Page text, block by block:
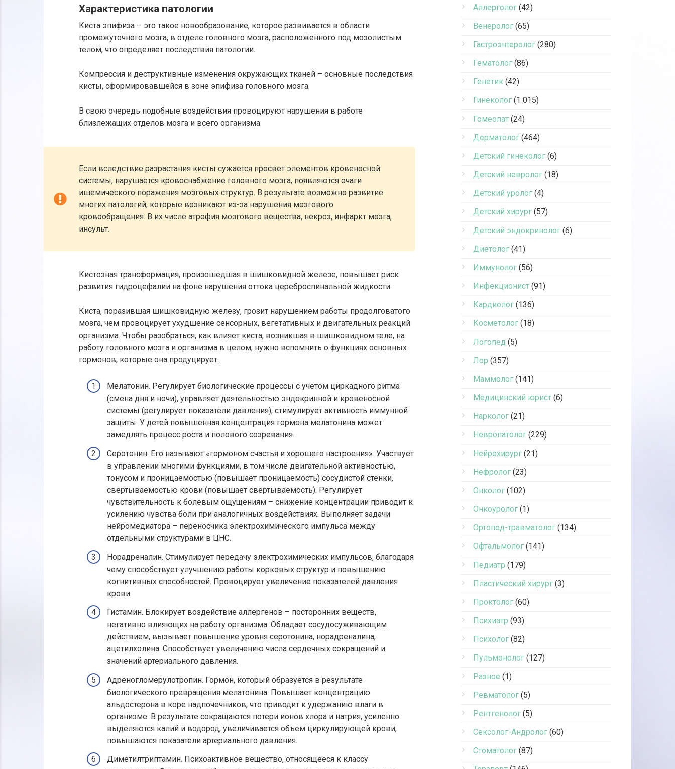
Характеристика патологии
Киста эпифиза – это такое новообразование, которое развивается в области
промежуточного мозга, в отделе головного мозга, расположенного под мозолистым
телом, что определяет последствия патологии.
Компрессия и деструктивные изменения окружающих тканей – основные последствия
кисты, сформировавшейся в зоне эпифиза головного мозга.
В свою очередь подобные воздействия провоцируют нарушения в работе
близлежащих отделов мозга и всего организма.
Если вследствие разрастания кисты сужается просвет элементов кровеносной
системы, нарушается кровоснабжение головного мозга, появляются очаги
ишемического поражения мозговых структур. В результате возможно развитие
многих патологий, которые возникают из-за нарушения мозгового
кровообращения. В их числе атрофия мозгового вещества, некроз, инфаркт мозга,
инсульт.
Кистозная трансформация, произошедшая в шишковидной железе, повышает риск
развития гидроцефалии на фоне нарушения оттока цереброспинальной жидкости.
Киста, поразившая шишковидную железу, грозит нарушением работы продолговатого
мозга, чем провоцирует ухудшение сенсорных, вегетативных и двигательных реакций
организма. Чтобы разобраться, как влияет киста, возникшая в шишковидном теле, на
работу головного мозга и организма в целом, нужно вспомнить о функциях основных
гормонов, которые она продуцирует:
Мелатонин. Регулирует биологические процессы с учетом циркадного ритма
(смена дня и ночи), управляет деятельностью эндокринной и кровеносной
системы (регулирует показатели давления), стимулирует активность иммунной
защиты. У детей повышенная концентрация гормона мелатонина может
замедлять процесс роста и полового созревания.
Серотонин. Его называют «гормоном счастья и хорошего настроения». Участвует
в управлении многими функциями, в том числе двигательной активностью,
тонусом и проницаемостью (повышает проницаемость) сосудистой стенки,
свертываемостью крови (повышает свертываемость). Регулирует
чувствительность к болевым ощущениям – снижение концентрации приводит к
усилению чувства боли при аналогичных воздействиях. Выполняет задачи
нейромедиатора – переносчика электрохимического импульса между
отдельными структурами в ЦНС.
Норадреналин. Стимулирует передачу электрохимических импульсов, благодаря
чему способствует улучшению работы корковых структур и повышению
когнитивных способностей. Провоцирует увеличение показателей давления
крови.
Гистамин. Блокирует воздействие аллергенов – посторонних веществ,
негативно влияющих на работу организма. Обладает сосудосуживающим
действием, вызывает повышение уровня серотонина, норадреналина,
ацетилхолина. Способствует увеличению числа сердечных сокращений и
значений артериального давления.
Адреногломерулотропин. Гормон, который образуется в результате
биологического превращения мелатонина. Повышает концентрацию
альдостерона в коре надпочечников, что приводит к удержанию влаги в
организме. В результате сокращаются потери ионов хлора и натрия, усиленно
выделяются калий и водород, увеличивается объем циркулирующей крови,
повышаются показатели артериального давления.
Диметилтриптамин. Психоактивное вещество, относящееся к классу
Аллерголог (42)
Венеролог (65)
Гастроэнтеролог (280)
Гематолог (86)
Генетик (42)
Гинеколог (1 015)
Гомеопат (24)
Дерматолог (464)
Детский гинеколог (6)
Детский невролог (18)
Детский уролог (4)
Детский хирург (57)
Детский эндокринолог (6)
Диетолог (41)
Иммунолог (56)
Инфекционист (91)
Кардиолог (136)
Косметолог (18)
Логопед (5)
Лор (357)
Маммолог (141)
Медицинский юрист (6)
Нарколог (21)
Невропатолог (229)
Нейрохирург (21)
Нефролог (23)
Онколог (102)
Онкоуролог (1)
Ортопед-травматолог (134)
Офтальмолог (141)
Педиатр (179)
Пластический хирург (3)
Проктолог (60)
Психиатр (93)
Психолог (82)
Пульмонолог (127)
Разное (1)
Ревматолог (5)
Рентгенолог (5)
Сексолог-Андролог (60)
Стоматолог (87)